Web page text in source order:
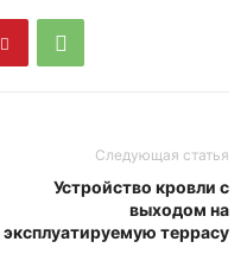
Следующая статья
Устройство кровли с
выходом на
эксплуатируемую террасу